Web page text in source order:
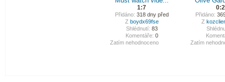
1:7
Přidáno: 318 dny před
Z boydx69fse
Shlédnutí: 83
Komentáře: 0
Zatím nehodnoceno
Přidáno:
Z
Zatím